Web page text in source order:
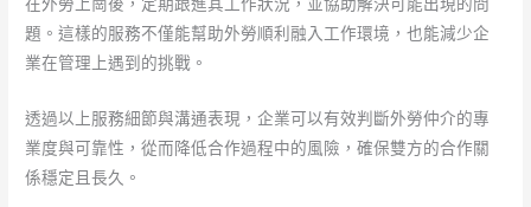
題。這樣的服務不僅能幫助外勞順利融入工作環境，也能減少企
業在管理上遇到的挑戰。
透過以上服務細節與溝通表現，企業可以有效判斷外勞仲介的專
業度與可靠性，從而降低合作過程中的風險，確保雙方的合作關
係穩定且長久。